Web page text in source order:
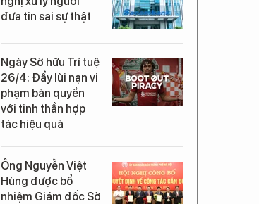
đưa tin sai sự thật
Ngày Sở hữu Trí tuệ
26/4: Đẩy lùi nạn vi
phạm bản quyền
với tinh thần hợp
tác hiệu quả
Ông Nguyễn Việt
Hùng được bổ
nhiệm Giám đốc Sở